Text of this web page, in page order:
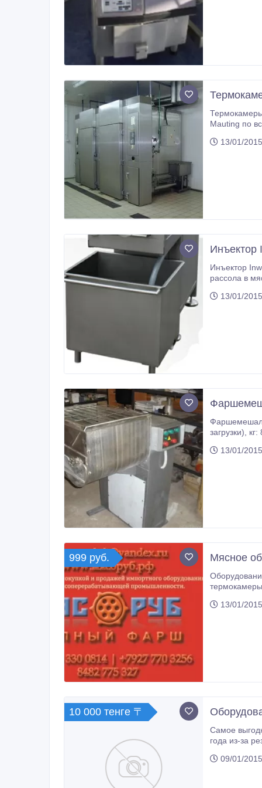
Mauting по всей территории РФ.
13/01/
Инъектор
Инъектор Inwest Pol AN-25, новый. Инъекторы Inwestpol
рассола в
13/01/
Фаршемешалка Л5-ФМ2-У-150, б.у. Габаритные
загрузки), кг: 860 Производительность, кг/ч: 1100 Вместимость корыта месильного, л: 150 Зазор между шнеками и дежой, мм: 2
13/01/
999 руб. Мясное
Оборудование для мясопереработки
термокамеры на 1, 2, 3, 4 рамы, вакуумные
13/01/
10 000 тенге 〒
Самое
года из-за резкого обесценения рубля, в
на основе
09/01/